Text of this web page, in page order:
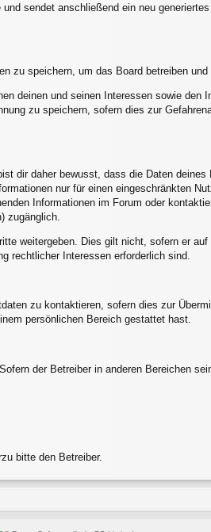
sendet anschließend ein neu
zu speichern, um das Board betreiben
deinen und seinen Interessen sowie den
zu speichern, sofern dies zur
dir daher bewusst, dass die Daten
nur für einen eingeschränkten
Informationen im Forum oder
zugänglich.
weitergeben. Dies gilt nicht, sofern er
rechtlicher Interessen erforderlich sind.
zu kontaktieren, sofern dies zur
persönlichen Bereich gestattet hast.
der Betreiber in anderen Bereichen
bitte den Betreiber.